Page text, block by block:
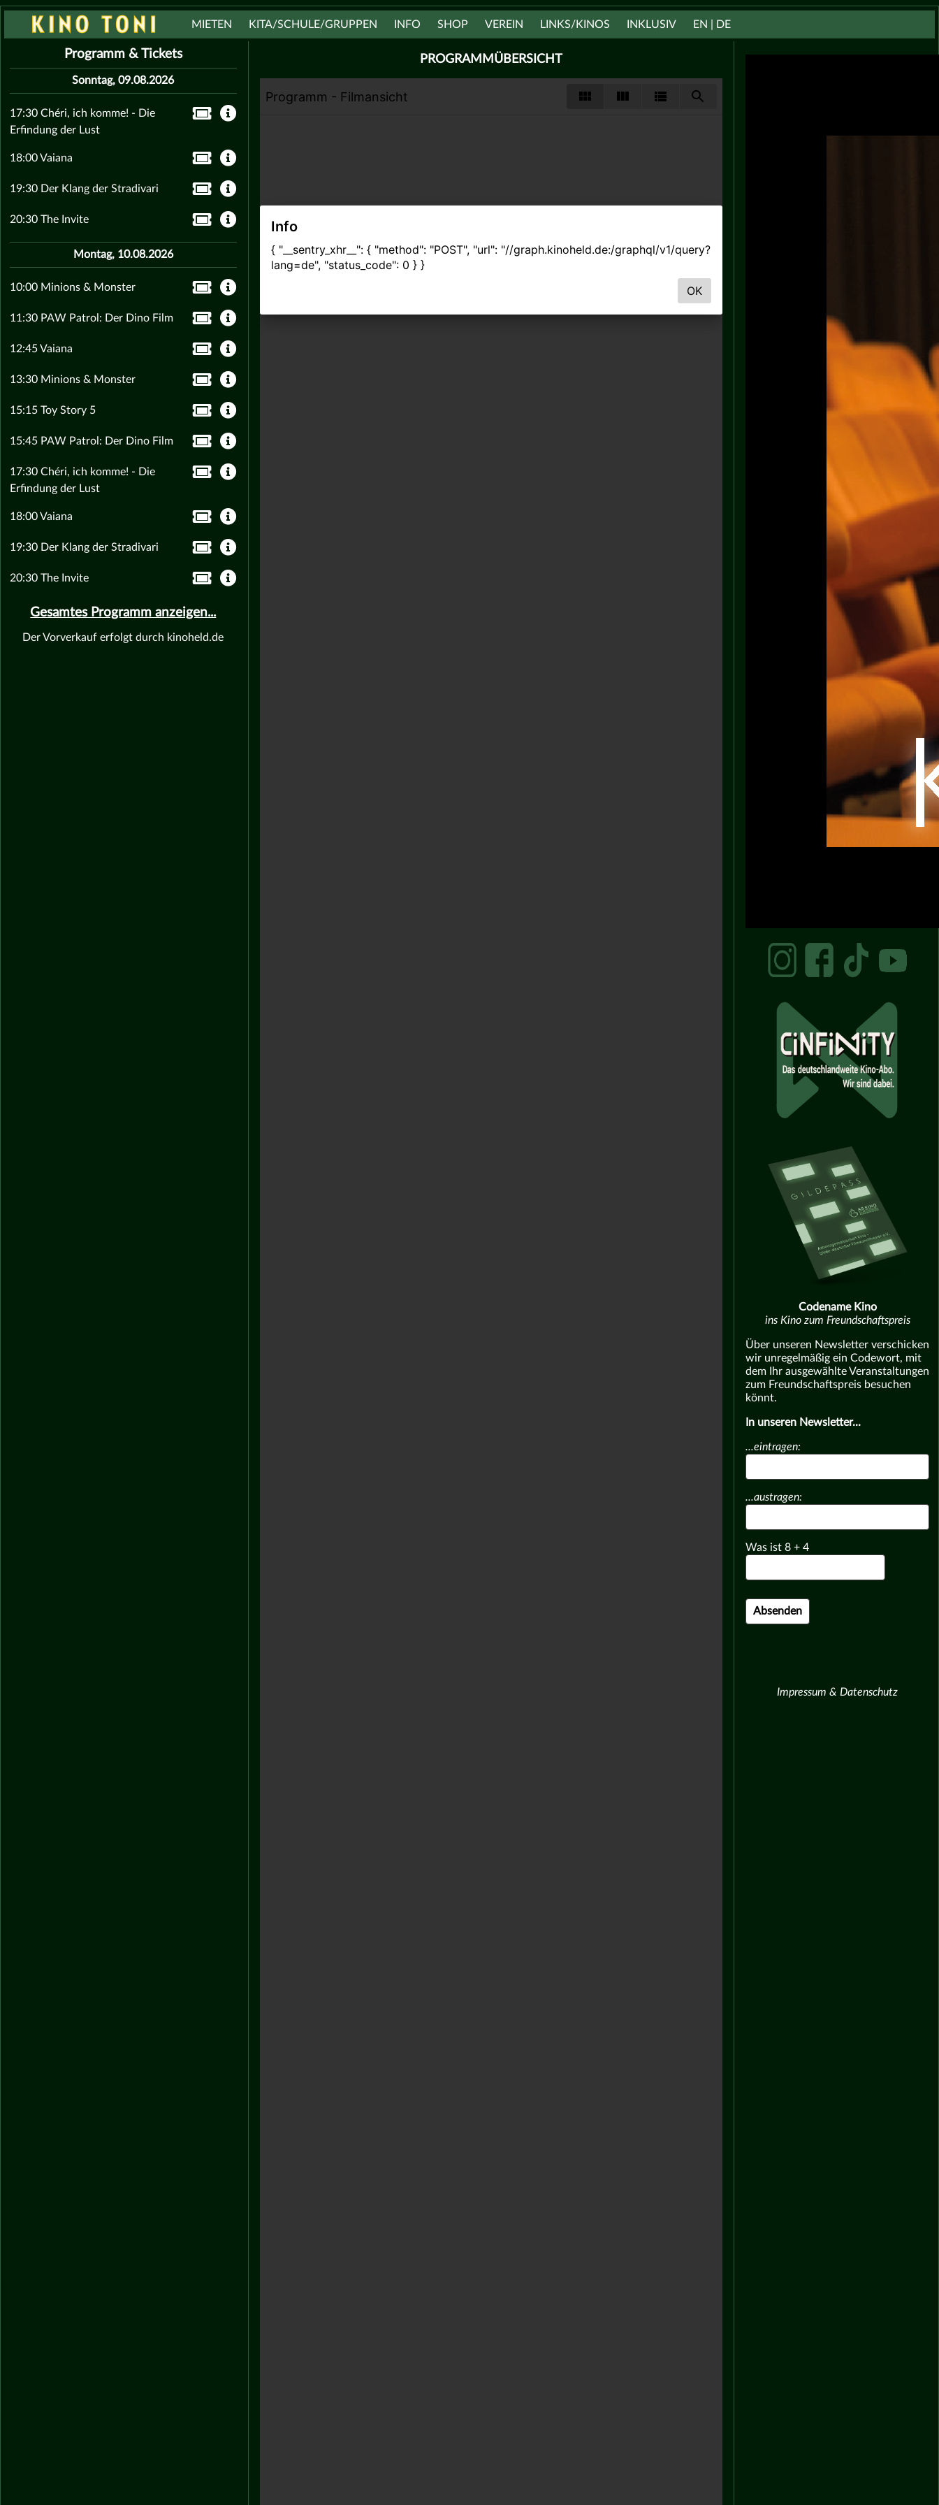
MIETEN KITA/SCHULE/GRUPPEN INFO SHOP VEREIN LINKS/KINOS INKLUSIV EN | DE
PROGRAMMÜBERSICHT
Programm & Tickets
Sonntag, 09.08.2026
17:30 Chéri, ich komme! - Die
Erfindung der Lust
18:00 Vaiana
19:30 Der Klang der Stradivari
20:30 The Invite
Montag, 10.08.2026
10:00 Minions & Monster
11:30 PAW Patrol: Der Dino Film
12:45 Vaiana
13:30 Minions & Monster
15:15 Toy Story 5
15:45 PAW Patrol: Der Dino Film
17:30 Chéri, ich komme! - Die
Erfindung der Lust
18:00 Vaiana
19:30 Der Klang der Stradivari
20:30 The Invite
Gesamtes Programm anzeigen...
Der Vorverkauf erfolgt durch kinoheld.de
Codename Kino
ins Kino zum Freundschaftspreis
Über unseren Newsletter verschicken
wir unregelmäßig ein Codewort, mit
dem Ihr ausgewählte Veranstaltungen
zum Freundschaftspreis besuchen
könnt.
In unseren Newsletter...
...eintragen:
...austragen:
Was ist8 + 4
Impressum & Datenschutz